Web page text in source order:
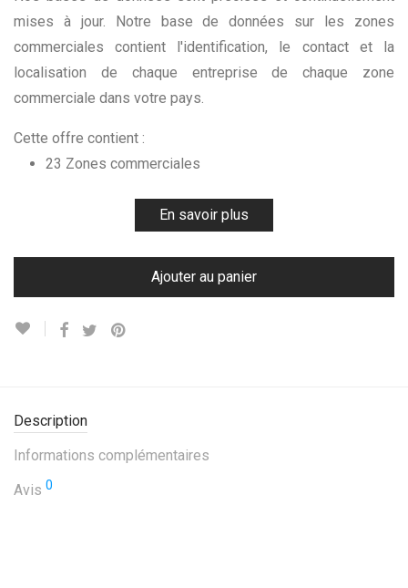
mises à jour. Notre base de données sur les zones
commerciales contient l'identification, le contact et la
localisation de chaque entreprise de chaque zone
commerciale dans votre pays.
Cette offre contient :
23 Zones commerciales
En savoir plus
Ajouter au panier
Description
Informations complémentaires
Avis 0